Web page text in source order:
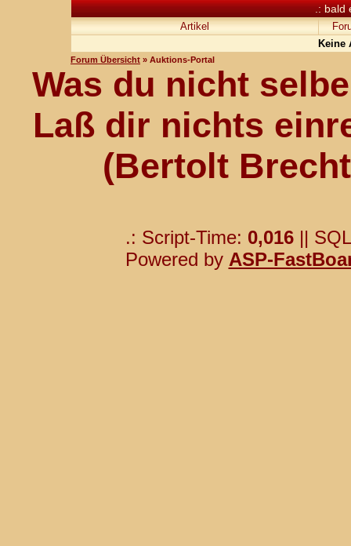
.: bald
Artikel
Keine
Forum Übersicht » Auktions-Portal
Was du nicht
Laß dir nichts
(Bertolt
.: Script-Time: 0,016||
Powered by ASP-